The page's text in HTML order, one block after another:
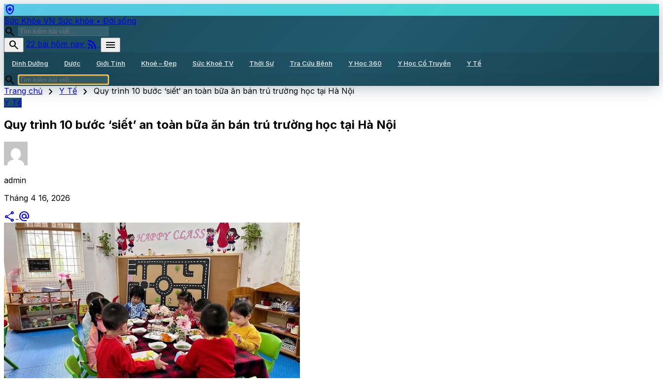
health_and_safety
Sức Khỏe VN Sức khỏe • Đời sống
search
search
22 bài hôm nay rss_feed menu
Dinh Dưỡng Dược Giới Tính Khoẻ – Đẹp Sức Khoẻ TV Thời Sự Tra Cứu Bệnh Y Học 360 Y Học Cổ Truyền Y Tế
search
Trang chủ chevron_right Y Tế chevron_right Quy trình 10 bước ‘siết’ an toàn bữa ăn bán trú trường học tại Hà Nội
Y Tế
Quy trình 10 bước ‘siết’ an toàn bữa ăn bán trú trường học tại Hà Nội
admin
Tháng 4 16, 2026
share alternate_email